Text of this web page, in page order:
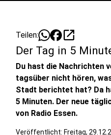
Teilen: open_in_new
Der Tag in 5
Du hast die Nachrichten
tagsüber nicht hören,
Stadt berichtet hat? Da
5 Minuten. Der neue
von Radio Essen.
Veröffentlicht: Freitag,